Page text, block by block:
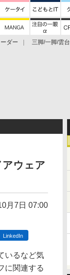
ダー 三脚/一脚/雲台
アウェア
月7日 07:00
LinkedIn
いるなど気
に関連する